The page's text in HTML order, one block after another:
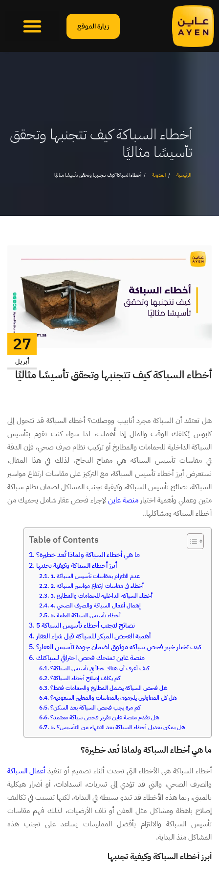
زيارة الموقع
أخطاء السباكة كيف تتجنبها وتحقق
تأسيسًا مثاليًا
الرئيسية المدونة أخطاء السباكة كيف تتجنبها وتحقق تأسيسًا مثاليًا
أخطاء السباكة كيف تتجنبها وتحقق تأسيسًا مثاليًا
هل تعتقد أن السباكة مجرد أنابيب ووصلات؟ أخطاء السباكة قد تتحول إلى
كابوس يُكلفك الوقت والمال إذا أُهملت، لذا سواء كنت تقوم بتأسيس
السباكة الداخلية للحمامات والمطابخ أو تركيب نظام صرف صحي، فإن الدقة
في مقاسات تأسيس السباكة هي مفتاح النجاح، لذلك في هذا المقال،
نستعرض أبرز أخطاء تأسيس السباكة، مع التركيز على مقاسات ارتفاع مواسير
السباكة، نصائح تأسيس السباكة، وكيفية تجنب المشاكل لضمان نظام سباكة
متين وعملي وأهمية اختيار منصة عاين لإجراء فحص عقار شامل يحميك من
أخطاء السباكة ومشاكلها..
Table of Contents
ما هي أخطاء السباكة ولماذا تُعد خطيرة؟
أبرز أخطاء السباكة وكيفية تجنبها
1. عدم الالتزام بمقاسات تأسيس السباكة
2. أخطاء في مقاسات ارتفاع مواسير السباكة
3. أخطاء السباكة الداخلية للحمامات والمطابخ
4. إهمال أعمال السباكة والصرف الصحي
5. أخطاء تأسيس السباكة العامة
5 نصائح لتجنب أخطاء تأسيس السباكة
أهمية الفحص المبكر للسباكة قبل شراء العقار
كيف تختار خبير فحص سباكة موثوق لضمان جودة تأسيس العقار؟
منصة عاين تمنحك فحص احترافي لسباكتك
كيف أعرف أن هناك خطأ في تأسيس السباكة؟
كم يكلف إصلاح أخطاء السباكة؟
هل فحص السباكة يشمل المطابخ والحمامات فقط؟
هل كل المقاولين يلتزمون بالمقاسات والمعايير السعودية؟
كم مرة يجب فحص السباكة بعد السكن؟
هل تقدم منصة عاين تقرير فحص سباكة معتمد؟
5. هل يمكن تعديل أخطاء السباكة بعد الانتهاء من التأسيس؟
ما هي أخطاء السباكة ولماذا تُعد خطيرة؟
أخطاء السباكة هي الأخطاء التي تحدث أثناء تصميم أو تنفيذأعمال السباكة
والصرف الصحي، والتي قد تؤدي إلى تسربات، انسدادات، أو أضرار هيكلية
بالمبنى، ربما هذه الأخطاء قد تبدو بسيطة في البداية، لكنها تتسبب في تكاليف
إصلاح باهظة ومشاكل مثل العفن أو تلف الأرضيات، لذلك فهم مقاسات
تأسيس السباكة والالتزام بأفضل الممارسات يساعد على تجنب هذه
المشاكل منذ البداية.
أبرز أخطاء السباكة وكيفية تجنبها
27
أبريل